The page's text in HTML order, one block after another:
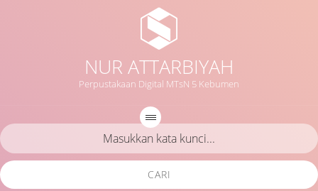
NUR ATTARBIYAH
Perpustakaan Digital MTsN 5 Kebumen
CARI